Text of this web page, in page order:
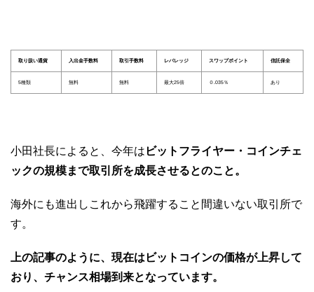
取り扱い通貨 入出金手数料 取引手数料 レバレッジ スワップポイント 信託保全
5種類 無料 無料 最大25倍 ０.035％ あり
小田社長によると、今年は ビットフライヤー・コインチェ
ックの規模まで取引所を成長させるとのこと。
海外にも進出しこれから飛躍すること間違いない取引所で
す。
上の記事のように、現在はビットコインの価格が上昇して
おり、チャンス相場到来となっています。